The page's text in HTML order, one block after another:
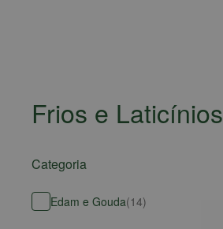
Frios e Laticínios
Categoria
Edam e Gouda(14)